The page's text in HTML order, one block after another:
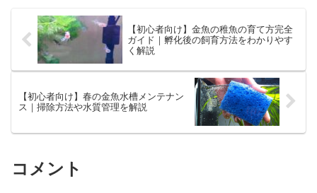
【初心者向け】金魚の稚魚の育て方完全
ガイド｜孵化後の飼育方法をわかりやす
く解説
【初心者向け】春の金魚水槽メンテナン
ス｜掃除方法や水質管理を解説
コメント